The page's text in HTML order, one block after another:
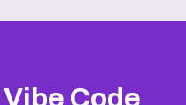
Code